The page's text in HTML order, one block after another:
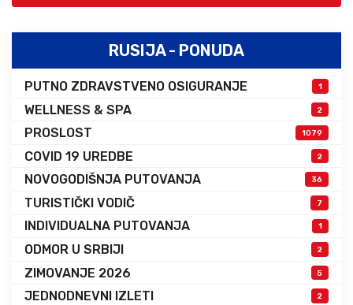
RUSIJA - PONUDA
PUTNO ZDRAVSTVENO OSIGURANJE 1
WELLNESS & SPA 2
PROSLOST 1079
COVID 19 UREDBE 2
NOVOGODIŠNJA PUTOVANJA 36
TURISTIČKI VODIČ 7
INDIVIDUALNA PUTOVANJA 1
ODMOR U SRBIJI 2
ZIMOVANJE 2026 5
JEDNODNEVNI IZLETI 2